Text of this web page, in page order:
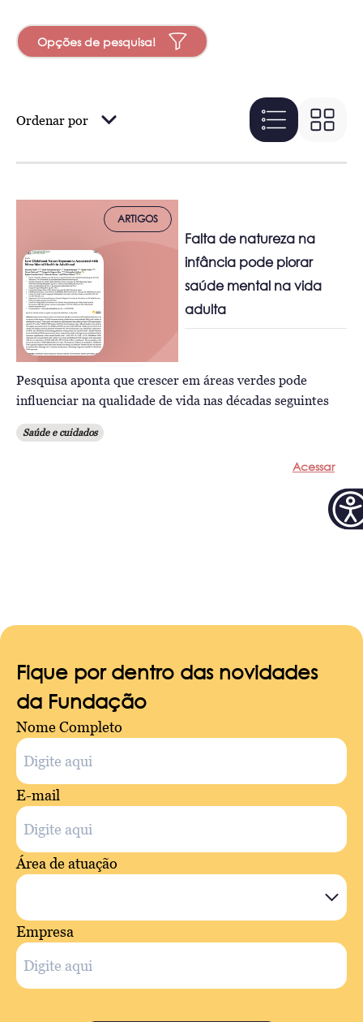
Opções de pesquisa!
Ordenar por
ARTIGOS
Falta de natureza na
infância pode piorar
saúde mental na vida
adulta
Pesquisa aponta que crescer em áreas verdes pode
influenciar na qualidade de vida nas décadas seguintes
Saúde e cuidados
Acessar
Fique por dentro das novidades
da Fundação
Nome Completo
E-mail
Área de atuação
Empresa